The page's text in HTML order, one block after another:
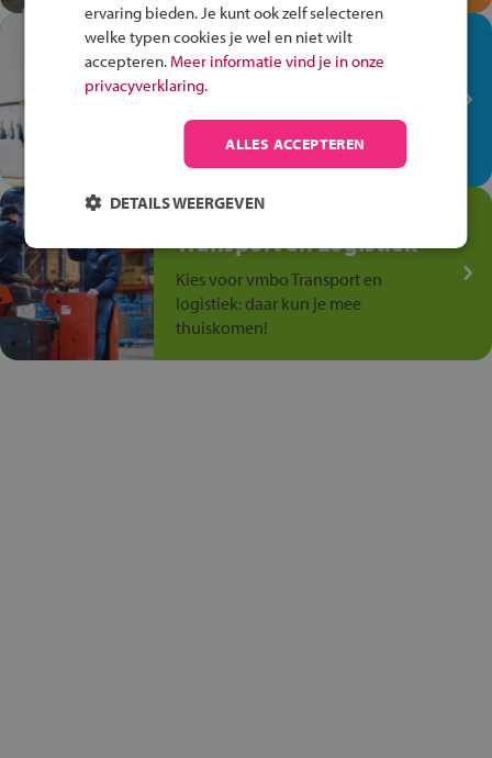
In de winkel ben je op je
plek!
op de winkelvloer, waar elke dag
anders is!
Jouw talent in de
Transport en Logistiek
Kies voor vmbo Transport en
logistiek: daar kun je mee
thuiskomen!
ervaring bieden. Je kunt ook zelf selecteren
welke typen cookies je wel en niet wilt
accepteren. Meer informatie vind je in onze
privacyverklaring.
ALLES ACCEPTEREN
DETAILS WEERGEVEN